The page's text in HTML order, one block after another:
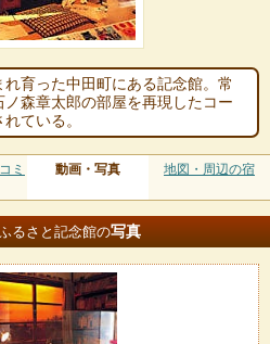
育った中田町にある記念館。常
森章太郎の部屋を再現したコー
ている。
ミ 動画・写真 地図・周辺の宿
るさと記念館の写真